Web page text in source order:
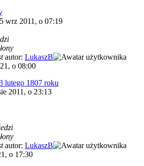
wrz 2011, o 07:19
autor: LukaszB
o 08:00
lutego 1807 roku
2011, o 23:13
autor: LukaszB
o 17:30